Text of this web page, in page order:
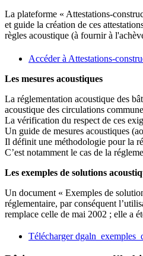
La plateforme « Attestations-
et guide la création de ces
règles acoustique (à fournir à
Accéder à Attestations-
Les mesures acoustiques
La réglementation acoustique des
acoustique des circulations
La vérification du respect de ces
Un guide de mesures acoustiques
Il définit une méthodologie pour la
C’est notamment le cas de la
Les exemples de solutions
Un document « Exemples de
réglementaire, par conséquent
remplace celle de mai 2002 ; elle a
Télécharger